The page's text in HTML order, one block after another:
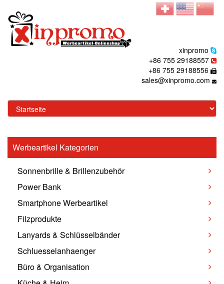
xinpromo
+86 755 29188557
+86 755 29188556
sales@xinpromo.com
Werbeartikel Kategorien
Sonnenbrille & Brillenzubehör
Power Bank
Smartphone Werbeartikel
Filzprodukte
Lanyards & Schlüsselbänder
Schluesselanhaenger
Büro & Organisation